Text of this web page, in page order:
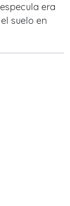
era
suelo en